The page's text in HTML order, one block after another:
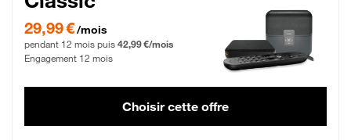
29,99 € par mois pendant 12 mois puis 42,99 € par mois, Engagement 12 mois
29,99 €/mois
pendant 12 mois puis 42,99 €/mois
Engagement 12 mois
Choisir cette offre